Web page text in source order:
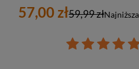
57,00 zł59,99 zł